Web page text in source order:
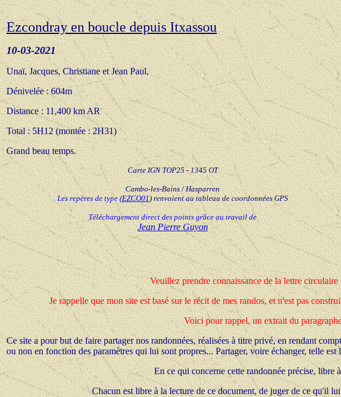
Ezcondray en boucle depuis Itxassou
10-03-2021
Unaï, Jacques,Christiane et Jean Paul,
Dénivelée : 604m
Distance : 11,400 km AR
Total : 5H12 (montée : 2H31)
Grand beau temps.
Carte IGN TOP25 - 1345 OT
Cambo-les-Bains / Hasparren
Les repères de type(EZCO01)renvoient au tableau de coordonnées GPS
Téléchargement direct des points grâce au travail de
Jean Pierre Guyon
Veuillez prendre connaissance de la lettre
Je rappelle que mon site est basé sur le récit de mes randos, et n'est pas
Voici pour rappel, un extrait du
Ce site a pour but de faire partager nos randonnées, réalisées à titre privé, en rendant
ou non en fonction des paramètres qui lui sont propres... Partager, voire échanger, telle est
En ce qui concerne cette randonnée précise,
Chacun est libre à la lecture de ce document, de juger de ce qu'il